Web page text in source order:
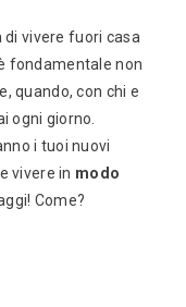
di vivere fuori casa
fondamentale non
quando, con chi e
ogni giorno.
i tuoi nuovi
vivere in modo
Come?